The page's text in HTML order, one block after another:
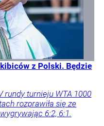
z Polski. Będzie
rundy turnieju WTA 1000
rozprawiła się ze
6:2, 6:1.